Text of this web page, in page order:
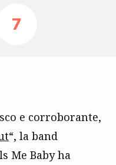
7
e corroborante,
“, la band
Me Baby ha